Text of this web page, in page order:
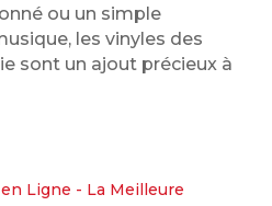
ou un simple
les vinyles des
sont un ajout précieux à
Ligne - La Meilleure